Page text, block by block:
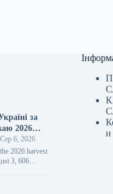
за
2026
Сер 6, 2026
2026 harvest
3, 606
и